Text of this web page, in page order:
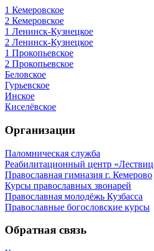
1 Кемеровское
2 Кемеровское
1 Ленинск-Кузнецкое
2 Ленинск-Кузнецкое
1 Прокопьевское
2 Прокопьевское
Беловское
Гурьевское
Инское
Киселёвское
Организации
Паломническая служба
Реабилитационный центр
Православная гимназия г. Кемерово
Курсы православных звонарей
Православная молодёжь Кузбасса
Православные богословские курсы
Обратная связь